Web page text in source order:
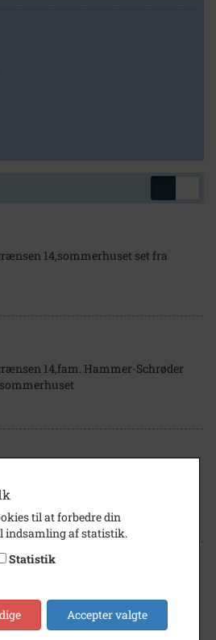
14,sommerhuset set fra
14,fam. Hammer-Schrøder
huset
til at forbedre din
indsamling af statistik.
Statistik
Accepter valgte